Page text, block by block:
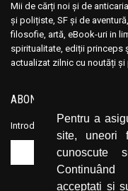
Pentru a
site, uneori
cunoscute
acceptați și
Mii de cărți noi și de
și polițiste, SF și de
filosofie, artă, eBook-uri in
spiritualitate, ediții princeps
actualizat zilnic cu noutăți
ABONEAZĂ-TE LA
Introduceți adresa dvs. de